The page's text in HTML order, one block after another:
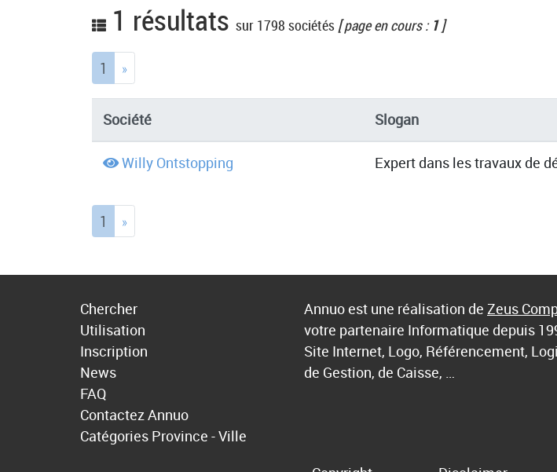
1 résultats sur 1798 sociétés [ page en cours : 1]
1 (current)
»
Société Slogan
Willy Ontstopping Expert dans les travaux de
1 (current)
»
Chercher
Utilisation
Inscription
News
FAQ
Contactez Annuo
Catégories Province - Ville
Annuo est une réalisation de Zeus
votre partenaire Informatique depuis
Site Internet, Logo, Référencement,
de Gestion, de Caisse, …